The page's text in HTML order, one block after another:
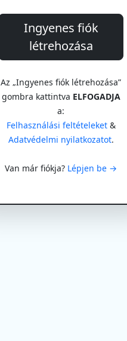
Ingyenes fiók
létrehozása
Az „Ingyenes fiók létrehozása”
gombra kattintva ELFOGADJA
a:
Felhasználási feltételeket&
Adatvédelmi nyilatkozatot.
Van már fiókja? Lépjen be →